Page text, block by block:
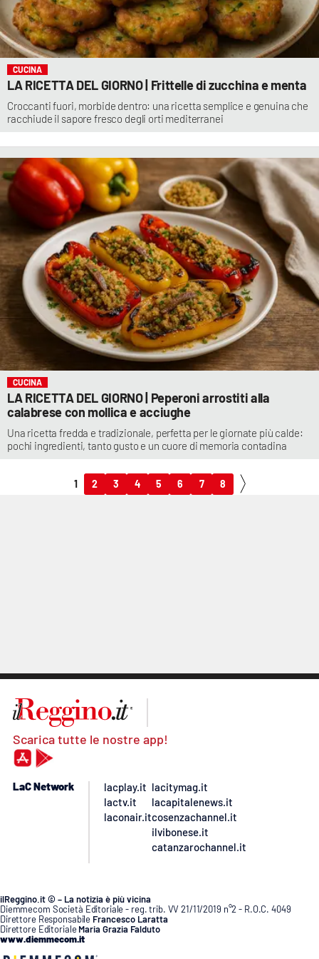
CUCINA
LA RICETTA DEL GIORNO | Frittelle di zucchina e menta
Croccanti fuori, morbide dentro: una ricetta semplice e genuina che
racchiude il sapore fresco degli orti mediterranei
CUCINA
LA RICETTA DEL GIORNO | Peperoni arrostiti alla
calabrese con mollica e acciughe
Una ricetta fredda e tradizionale, perfetta per le giornate più calde:
pochi ingredienti, tanto gusto e un cuore di memoria contadina
1 2 3 4 5 6 7 8
Scarica tutte le nostre app!
LaC Network
lacplay.it
lactv.it
laconair.it
lacitymag.it
lacapitalenews.it
cosenzachannel.it
ilvibonese.it
catanzarochannel.it
ilReggino.it © – La notizia è più vicina
Diemmecom Società Editoriale - reg. trib. VV 21/11/2019 n°2 - R.O.C. 4049
Direttore Responsabile Francesco Laratta
Direttore Editoriale Maria Grazia Falduto
www.diemmecom.it